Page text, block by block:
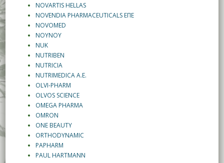
NOVARTIS HELLAS
NOVENDIA PHARMACEUTICALS ΕΠΕ
NOVOMED
NOYNOY
NUK
NUTRIBEN
NUTRICIA
NUTRIMEDICA A.E.
OLVI-PHARM
OLVOS SCIENCE
OMEGA PHARMA
OMRON
ONE BEAUTY
ORTHODYNAMIC
PAPHARM
PAUL HARTMANN